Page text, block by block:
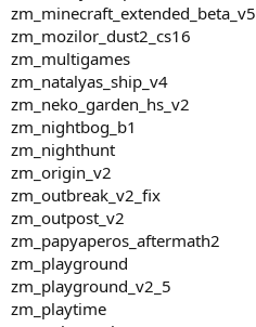
zm_minecraft_extended_beta_v5
zm_mozilor_dust2_cs16
zm_multigames
zm_natalyas_ship_v4
zm_neko_garden_hs_v2
zm_nightbog_b1
zm_nighthunt
zm_origin_v2
zm_outbreak_v2_fix
zm_outpost_v2
zm_papyaperos_aftermath2
zm_playground
zm_playground_v2_5
zm_playtime